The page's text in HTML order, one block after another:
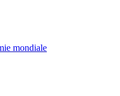
mondiale